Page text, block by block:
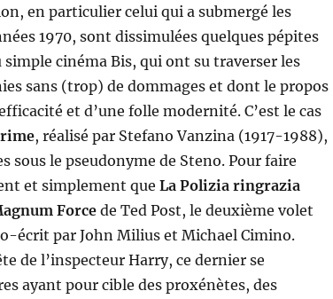
en particulier celui qui a submergé les
1970, sont dissimulées quelques pépites
cinéma Bis, qui ont su traverser les
sans (trop) de dommages et dont le propos
et d’une folle modernité. C’est le cas
, réalisé par Stefano Vanzina (1917-1988),
sous le pseudonyme de Steno. Pour faire
et simplement que La Polizia ringrazia
Forcede Ted Post, le deuxième volet
écrit par John Milius et Michael Cimino.
de l’inspecteur Harry, ce dernier se
ayant pour cible des proxénètes, des